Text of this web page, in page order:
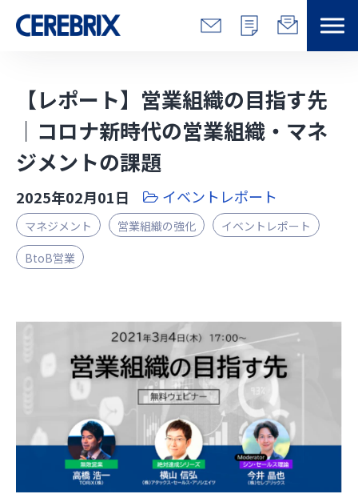
解決できる課題
サービス
事例
コラム/営総研
お役立ち資料
【レポート】営業組織の目指す先
｜コロナ新時代の営業組織・マネ
ジメントの課題
2025年02月01日 イベントレポート
マネジメント 営業組織の強化
イベントレポート
BtoB営業